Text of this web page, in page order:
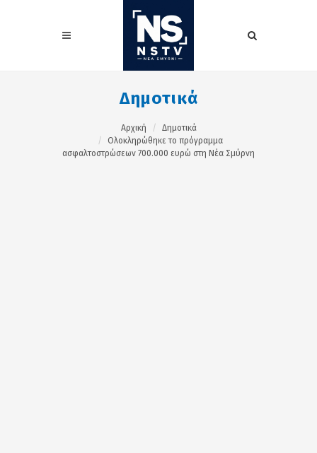
Δημοτικά
Αρχική
Δημοτικά
Ολοκληρώθηκε το πρόγραμμα
ασφαλτοστρώσεων 700.000 ευρώ στη Νέα Σμύρνη